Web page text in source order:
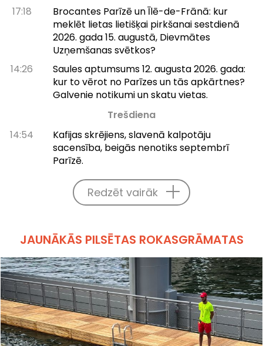
17:18
Brocantes Parīzē un Īlē-de-Frānā: kur
meklēt lietas lietišķai pirkšanai sestdienā
2026. gada 15. augustā, Dievmātes
Uzņemšanas svētkos?
14:26
Saules aptumsums 12. augusta 2026. gada:
kur to vērot no Parīzes un tās apkārtnes?
Galvenie notikumi un skatu vietas.
Trešdiena
14:54
Kafijas skrējiens, slavenā kalpotāju
sacensība, beigās nenotiks septembrī
Parīzē.
Redzēt vairāk
JAUNĀKĀS PILSĒTAS ROKASGRĀMATAS